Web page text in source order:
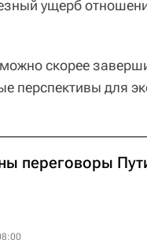
ущерб
скорее
перспективы для
переговоры